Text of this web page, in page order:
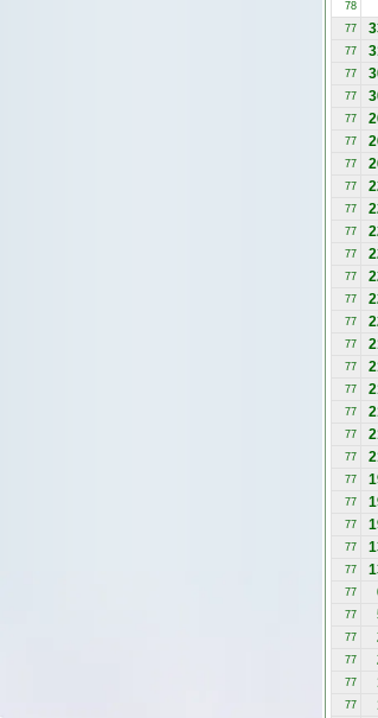
78
77
77
77
77
77
77
77
77
77
77
77
77
77
77
77
77
77
77
77
77
77
77
77
77
77
77
77
77
77
77
77